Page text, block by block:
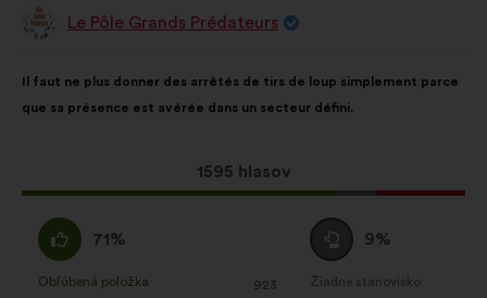
Návrh: Le Pôle Grands Prédateurs
návrhu:
Il faut ne plus donner des arrêtés de tirs de loup simplement parce
que sa présence est avérée dans un secteur défini.
Tento
návrh
1595 hlasov
rozdelením:
Súhlasím
:
71%
Obľúbená položka
: 923
krát
Neutrálny
hlas
:
9%
Žiadne stanovisko
:krát